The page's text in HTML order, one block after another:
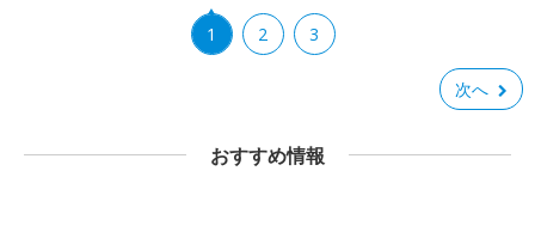
1 2 3
次へ
おすすめ情報